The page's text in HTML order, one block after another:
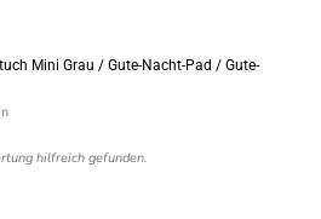
Mini Grau / Gute-Nacht-Pad / Gute-
hilfreich gefunden.